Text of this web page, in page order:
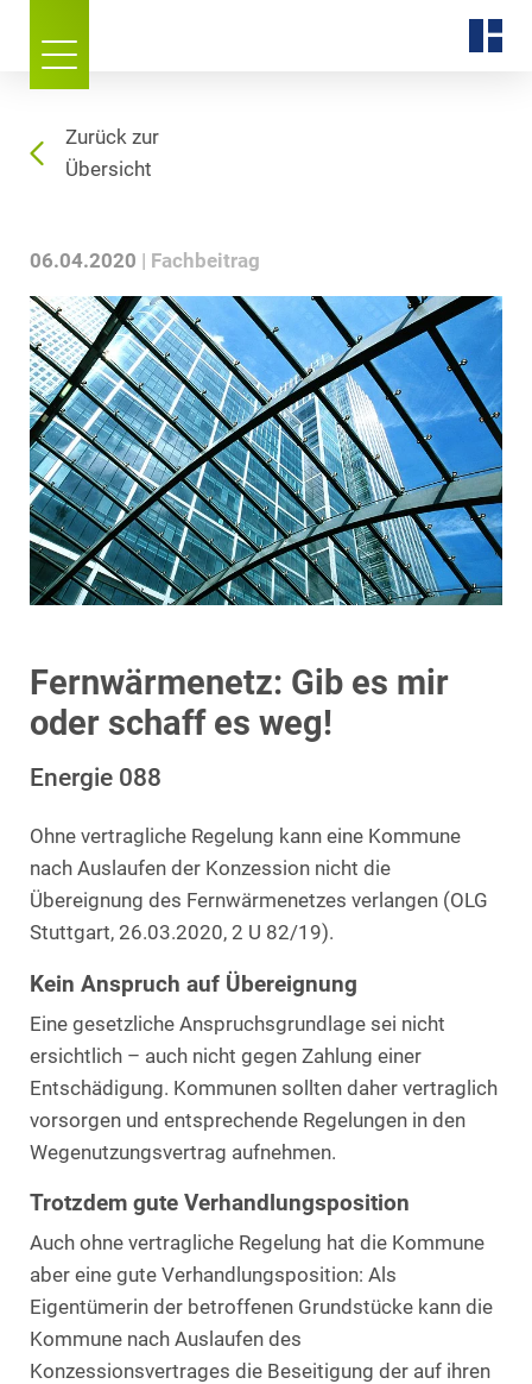
Zurück zur
Übersicht
06.04.2020 Fachbeitrag
Fernwärmenetz: Gib es mir
oder schaff es weg!
Energie 088
Ohne vertragliche Regelung kann eine Kommune
nach Auslaufen der Konzession nicht die
Übereignung des Fernwärmenetzes verlangen (OLG
Stuttgart, 26.03.2020, 2 U 82/19).
Kein Anspruch auf Übereignung
Eine gesetzliche Anspruchsgrundlage sei nicht
ersichtlich – auch nicht gegen Zahlung einer
Entschädigung. Kommunen sollten daher vertraglich
vorsorgen und entsprechende Regelungen in den
Wegenutzungsvertrag aufnehmen.
Trotzdem gute Verhandlungsposition
Auch ohne vertragliche Regelung hat die Kommune
aber eine gute Verhandlungsposition: Als
Eigentümerin der betroffenen Grundstücke kann die
Kommune nach Auslaufen des
Konzessionsvertrages die Beseitigung der auf ihren